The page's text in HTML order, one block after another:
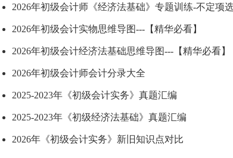
2026年初级会计师《经济法基础》专题训练-不定项
2026年初级会计实物思维导图---【精华必看】
2026年初级会计经济法基础思维导图---【精华必看】
2026年初级会计师会计分录大全
2025-2023年《初级会计实务》真题汇编
2025-2023年《初级经济法基础》真题汇编
2026年《初级会计实务》新旧知识点对比